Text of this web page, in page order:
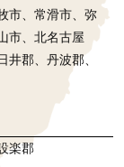
市、常滑市、弥
市、北名古屋
郡、丹波郡、
楽郡